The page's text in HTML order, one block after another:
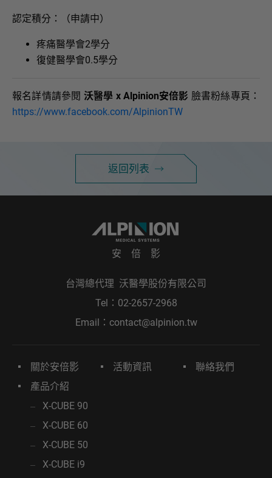
認定積分：（申請中）
疼痛醫學會2學分
復健醫學會0.5學分
報名詳情請參閱 沃醫學 x Alpinion安倍影 臉書粉絲專頁：
https://www.facebook.com/AlpinionTW
返回列表
安 倍 影
台灣總代理 沃醫學股份有限公司
Tel： 02-2657-2968
Email： contact@alpinion.tw
關於安倍影
產品介紹
X-CUBE 90
X-CUBE 60
X-CUBE 50
X-CUBE i9
活動資訊 聯絡我們